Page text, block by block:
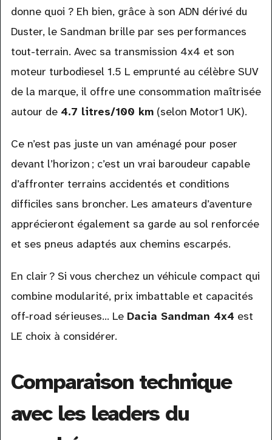
donne quoi ? Eh bien, grâce à son ADN dérivé du
Duster, le Sandman brille par ses performances
tout-terrain. Avec sa transmission 4x4 et son
moteur turbodiesel 1.5 L emprunté au célèbre SUV
de la marque, il offre une consommation maîtrisée
autour de 4.7 litres/100 km(selon Motor1 UK).
Ce n’est pas juste un van aménagé pour poser
devant l’horizon ; c’est un vrai baroudeur capable
d’affronter terrains accidentés et conditions
difficiles sans broncher. Les amateurs d’aventure
apprécieront également sa garde au sol renforcée
et ses pneus adaptés aux chemins escarpés.
En clair ? Si vous cherchez un véhicule compact qui
combine modularité, prix imbattable et capacités
off-road sérieuses… Le Dacia Sandman 4x4 est
LE choix à considérer.
Comparaison technique
avec les leaders du